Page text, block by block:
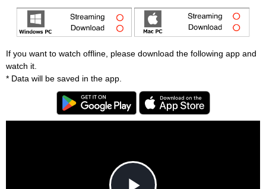
If you want to watch offline, please download the following app and
watch it.
* Data will be saved in the app.